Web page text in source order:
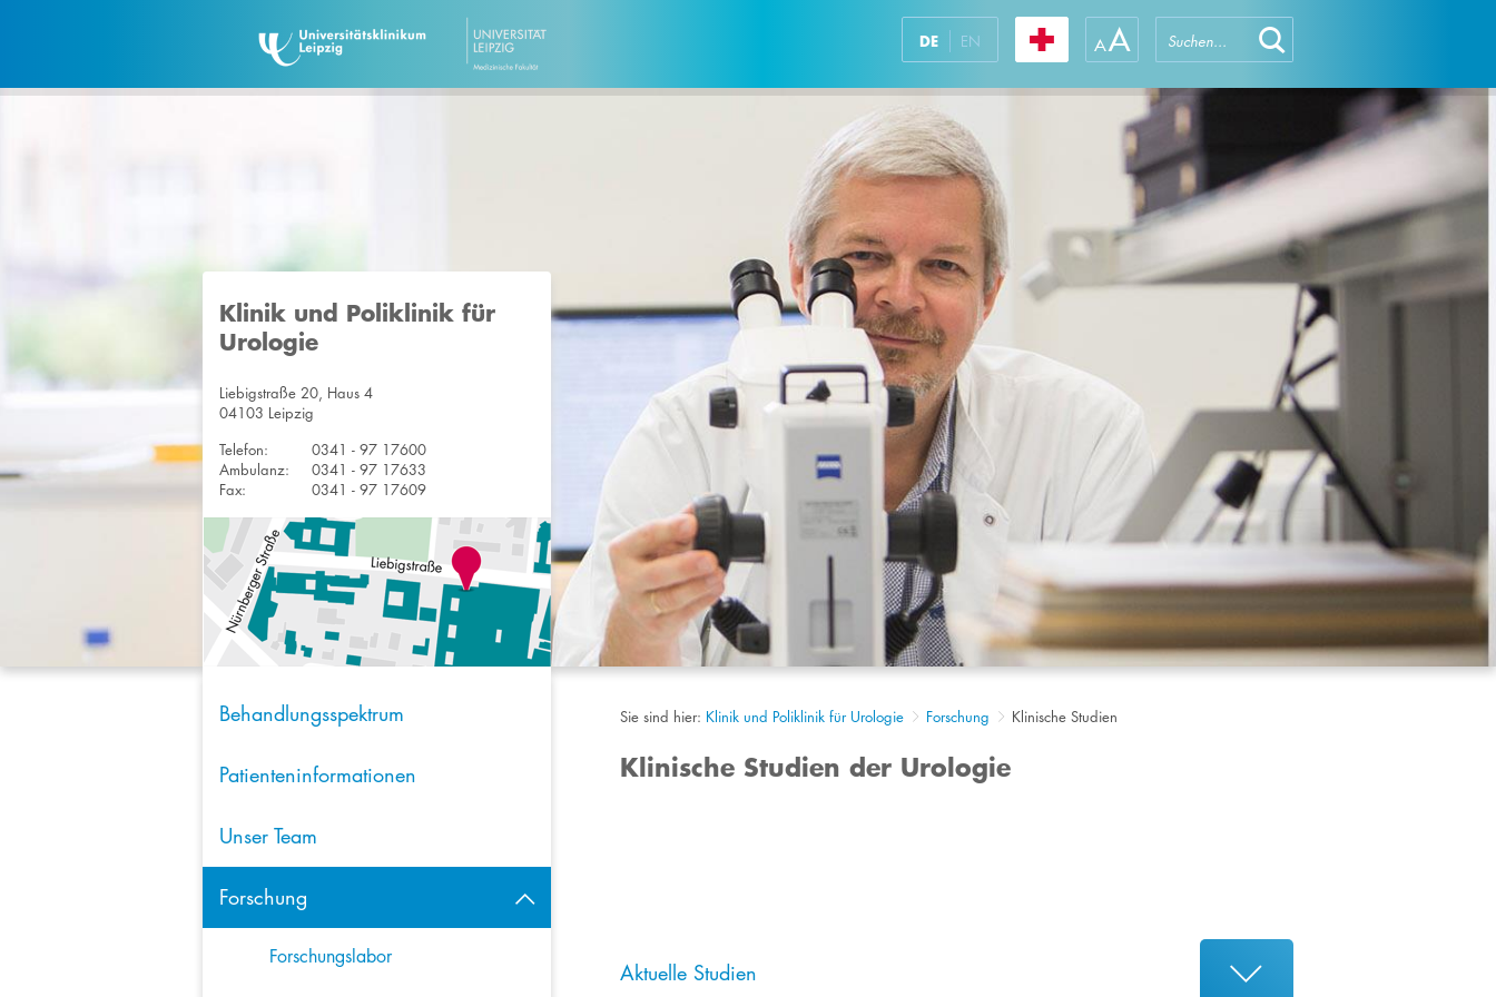
DE EN
Klinik und Poliklinik für
Urologie
Liebigstraße 20, Haus 4
04103 Leipzig
Telefon:
0341 - 97 17600
Ambulanz:
0341 - 97 17633
Fax:
0341 - 97 17609
Behandlungsspektrum
Patienteninformationen
Unser Team
Forschung
Forschungslabor
Sie sind hier: Klinik und Poliklinik für Urologie Forschung Klinische Studien
Klinische Studien der Urologie
Aktuelle Studien